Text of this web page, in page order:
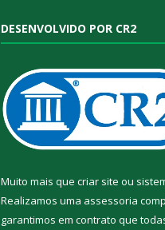
DESENVOLVIDO POR CR2
Muito mais que criar site ou
Realizamos uma assessoria
garantimos em contrato que